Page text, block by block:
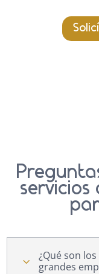
3
¿Qué son
grandes